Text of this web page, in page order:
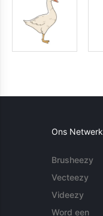
Ons Netwerk
Brusheezy
Vecteezy
Videezy
Word een